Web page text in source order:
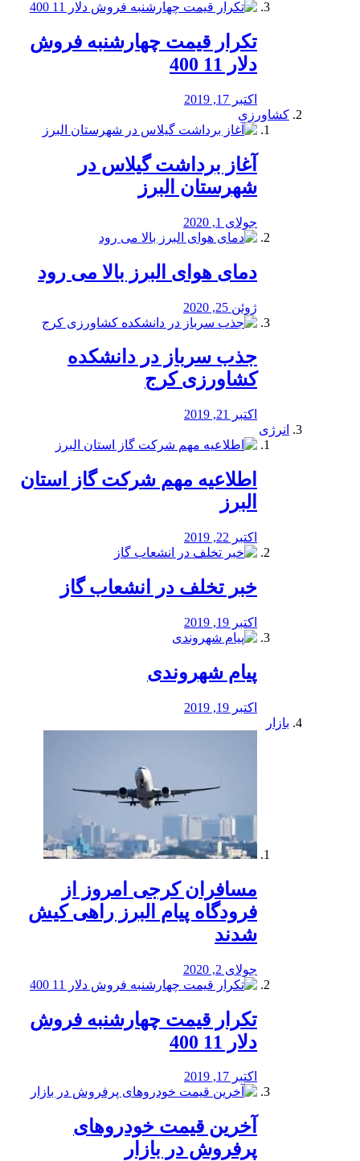
تکرار قیمت چهارشنبه فروش
دلار 11 400
اکتبر 17, 2019
کشاورزی
آغاز برداشت گیلاس در
شهرستان البرز
جولای 1, 2020
دمای هوای البرز بالا می رود
ژوئن 25, 2020
جذب سرباز در دانشکده
کشاورزی کرج
اکتبر 21, 2019
انرژی
️اطلاعیه مهم شرکت گاز استان
البرز
اکتبر 22, 2019
خبر تخلف در انشعاب گاز
اکتبر 19, 2019
پیام شهروندی
اکتبر 19, 2019
بازار
مسافران کرجی امروز از
فرودگاه پیام البرز راهی کیش
شدند
جولای 2, 2020
تکرار قیمت چهارشنبه فروش
دلار 11 400
اکتبر 17, 2019
آخرین قیمت خودرو‌های
پرفروش در بازار